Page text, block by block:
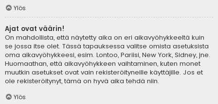
Ylös
Ajat ovat väärin!
On mahdollista, että näytetty aika on eri aikavyöhykkeeltä kuin
se jossa itse olet. Tässä tapauksessa valitse omista asetuksista
oma aikavyöhykkeesi, esim. Lontoo, Pariisi, New York, Sidney, jne.
Huomaathan, että aikavyöhykkeen vaihtaminen, kuten monet
muutkin asetukset ovat vain rekisteröityneille käyttäjille. Jos et
ole rekisteröitynyt, tämä on hyvä aika tehdä niin.
Ylös